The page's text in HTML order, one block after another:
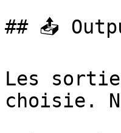
## 📤
Les
choisie.